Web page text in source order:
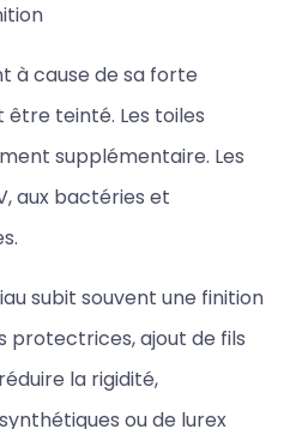
à cause de sa forte
être teinté. Les toiles
supplémentaire. Les
aux bactéries et
subit souvent une finition
protectrices, ajout de fils
la rigidité,
ou de lurex